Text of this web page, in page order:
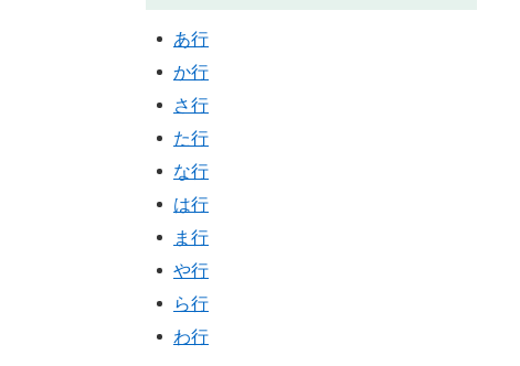
あ行
か行
さ行
た行
な行
は行
ま行
や行
ら行
わ行